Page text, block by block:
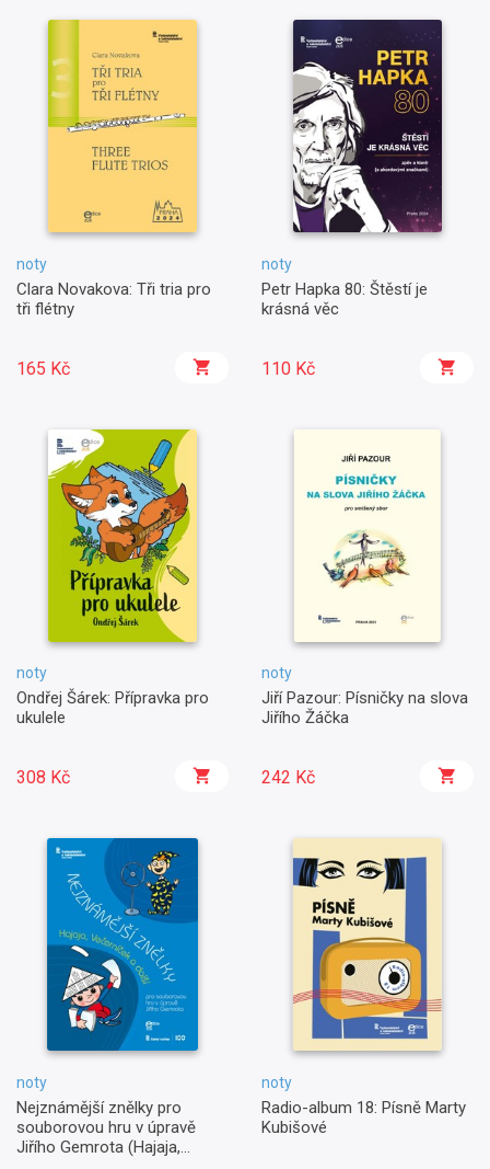
noty
Clara Novakova: Tři tria pro
tři flétny
165 Kč
noty
Petr Hapka 80: Štěstí je
krásná věc
110 Kč
noty
Ondřej Šárek: Přípravka pro
ukulele
308 Kč
noty
Jiří Pazour: Písničky na slova
Jiřího Žáčka
242 Kč
noty
Nejznámější znělky pro
souborovou hru v úpravě
Jiřího Gemrota (Hajaja,
noty
Radio-album 18: Písně Marty
Kubišové